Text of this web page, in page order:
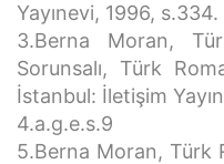
Yayınevi, 1996, s.334.
3.Berna Moran,
Sorunsalı, Türk
İstanbul: İletişim
4.a.g.e.s.9
5.Berna Moran, Türk